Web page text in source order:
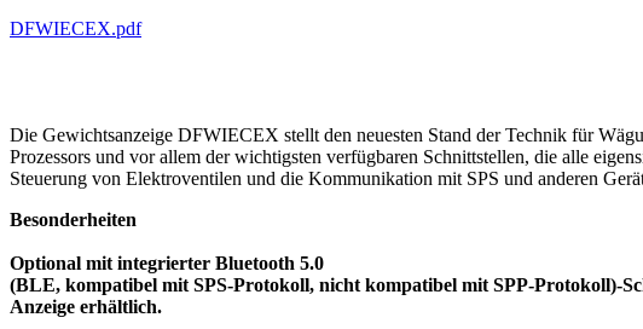
DFWIECEX.pdf
Die Gewichtsanzeige DFWIECEX stellt den neuesten Stand der Technik für
Prozessors und vor allem der wichtigsten verfügbaren Schnittstellen, die alle
Steuerung von Elektroventilen und die Kommunikation mit SPS und anderen
Besonderheiten
Optional mit integrierter Bluetooth 5.0
(BLE, kompatibel mit SPS-Protokoll, nicht kompatibel mit SPP-Protokoll)-
Anzeige erhältlich.